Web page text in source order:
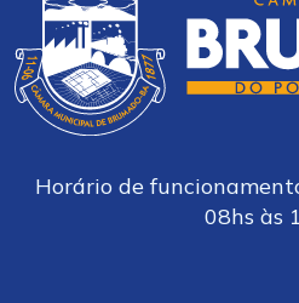
Horário de
08hs às